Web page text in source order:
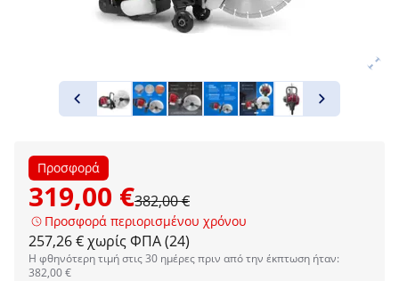
Προσφορά
319,00 €382,00 €
Προσφορά περιορισμένου χρόνου
257,26 € χωρίς ΦΠΑ (24)
Η φθηνότερη τιμή στις 30 ημέρες πριν από την έκπτωση ήταν:
382,00 €